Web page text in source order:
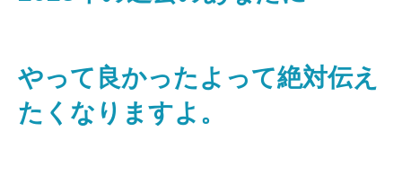
やって良かったよって絶対伝え
たくなりますよ。